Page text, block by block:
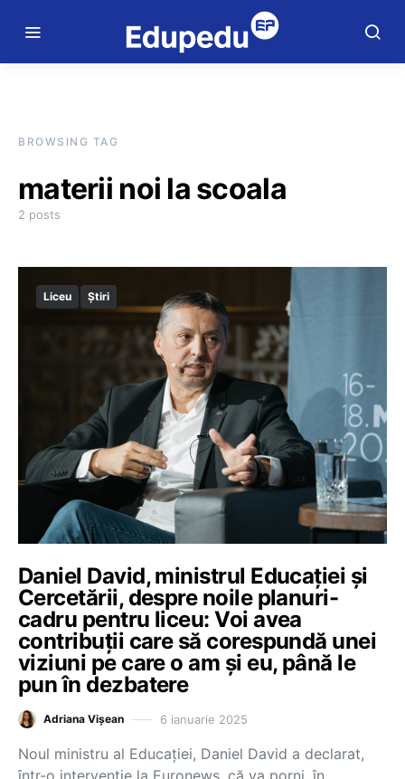
BROWSING TAG
materii noi la scoala
2 posts
Liceu Știri
Daniel David, ministrul Educației și
Cercetării, despre noile planuri-
cadru pentru liceu: Voi avea
contribuții care să corespundă unei
viziuni pe care o am și eu, până le
pun în dezbatere
Adriana Vișean 6 ianuarie 2025
Noul ministru al Educației, Daniel David a declarat,
într-o intervenție la Euronews, că va porni, în